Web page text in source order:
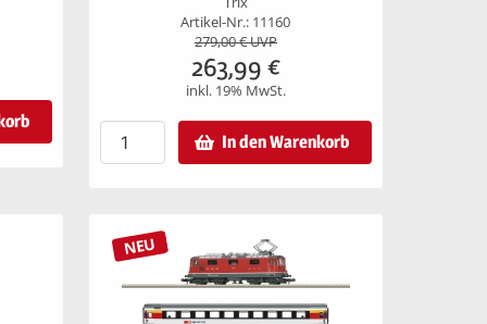
Artikel-Nr.: 11160
279,00€ UVP
263,99 €
inkl. 19% MwSt.
In den Warenkorb
NEU